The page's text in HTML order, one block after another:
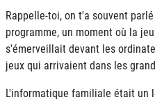
Rappelle-toi, on t'a souvent
programme, un moment où la
s'émerveillait devant les
jeux qui arrivaient dans les
L'informatique familiale était un